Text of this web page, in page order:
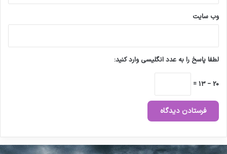
وب‌ سایت
لطفا پاسخ را به عدد انگلیسی وارد کنید:
20 − 13 =